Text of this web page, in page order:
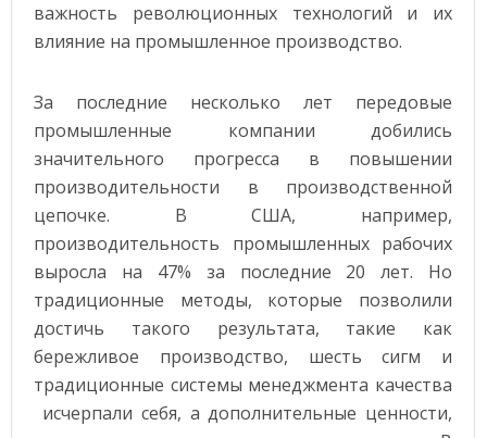
важность революционных технологий и их
влияние на промышленное производство.
За последние несколько лет передовые
промышленные компании добились
значительного прогресса в повышении
производительности в производственной
цепочке. В США, например,
производительность промышленных рабочих
выросла на 47% за последние 20 лет. Но
традиционные методы, которые позволили
достичь такого результата, такие как
бережливое производство, шесть сигм и
традиционные системы менеджмента качества
исчерпали себя, а дополнительные ценности,